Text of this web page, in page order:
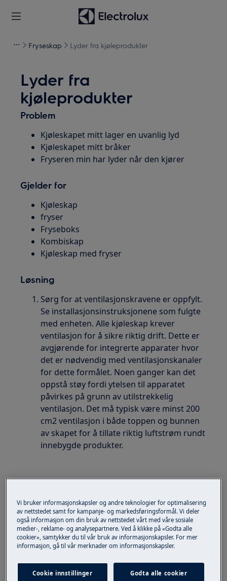
Fryseskap Lyder fra kjøleprodukter
Lyder fra
kjøleprodukter
Problem
Kjøleskapet mitt lager en uvanlig lyd
Kjøleskapet mitt bråker
Fryseren min har lyder når den kjører
Gjelder for
Kjøleskap
fryser
Fryseboks
Kombiskap
Kjøleskap med fryser
Løsning
Sørg for at ventilasjonskravene er oppfylt.
Se installasjonsinstruksjonene som fulgte
med enheten. Alle kjøleskap krever
ventilasjon for å sikre riktig drift. Dette er
avgjørende for integrerte apparater hvor
det er nødvendig med ventilasjonskanaler
for dette formålet. Noen ganger kan det
oppstå støy fordi ytelsen til apparatet
påvirkes på grunn av utilstrekkelig
ventilasjon. Det må typisk være minst 200
cm2 ventilasjon i både toppen og bunnen
av skapet for å tillate riktig luftstrøm rundt
innebygde produkter.
Vi bruker informasjonskapsler og andre teknologier for optimalisering
av nettstedet samt for kampanje- og markedsføringsformål. Vi deler
også informasjon om din bruk av nettstedet vårt med våre sosiale
medier-, reklame- og analysepartnere. Ved å klikke på «Godta alle
cookier», samtykker du til vår bruk av informasjonskapsler. For mer
informasjon, gå til vår merknader om informasjonskapsler.
Cookie innstillinger Godta alle cookier